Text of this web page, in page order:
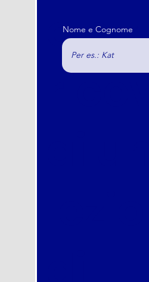
o e
Nome e Cognome